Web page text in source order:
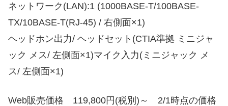
ネットワーク(LAN):1 (1000BASE-T/100BASE-
TX/10BASE-T(RJ-45) / 右側面×1)
ヘッドホン出力/ ヘッドセット(CTIA準拠 ミニジャ
ック メス/ 左側面×1)マイク入力(ミニジャック メ
ス/ 左側面×1)
Web販売価格 119,800円(税別)～ 2/1時点の価格